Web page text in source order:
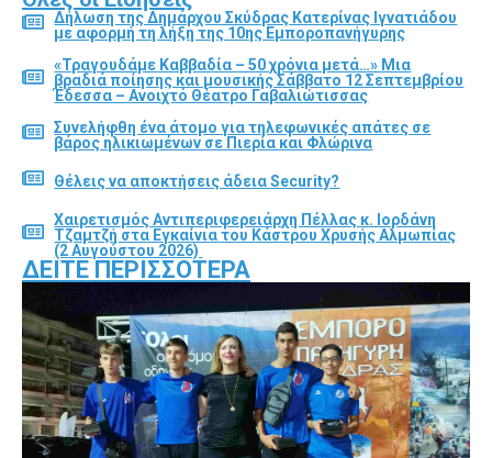
Δήλωση της Δημάρχου Σκύδρας Κατερίνας Ιγνατιάδου
με αφορμή τη λήξη της 10ης Εμποροπανήγυρης
«Τραγουδάμε Καββαδία – 50 χρόνια μετά…» Μια
βραδιά ποίησης και μουσικής Σάββατο 12 Σεπτεμβρίου
Έδεσσα – Ανοιχτό Θέατρο Γαβαλιώτισσας
Συνελήφθη ένα άτομο για τηλεφωνικές απάτες σε
βάρος ηλικιωμένων σε Πιερία και Φλώρινα
Θέλεις να αποκτήσεις άδεια Security?
Χαιρετισμός Αντιπεριφερειάρχη Πέλλας κ. Ιορδάνη
Τζαμτζή στα Εγκαίνια του Κάστρου Χρυσής Αλμωπίας
(2 Αυγούστου 2026)
ΔΕΊΤΕ ΠΕΡΙΣΣΌΤΕΡΑ